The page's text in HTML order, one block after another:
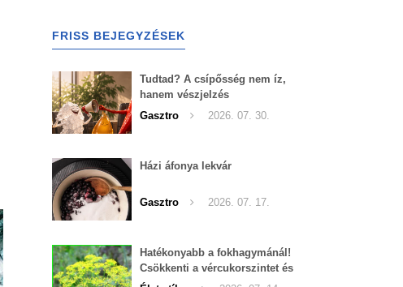
FRISS BEJEGYZÉSEK
Tudtad? A csípősség nem íz,
hanem vészjelzés
Gasztro
2026. 07. 30.
Házi áfonya lekvár
Gasztro 2026. 07. 17.
Hatékonyabb a fokhagymánál!
Csökkenti a vércukorszintet és
a magas vérnyomást is!